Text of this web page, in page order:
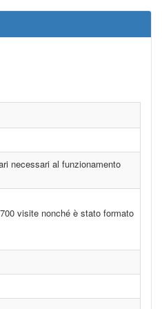
necessari al funzionamento
visite nonché è stato formato